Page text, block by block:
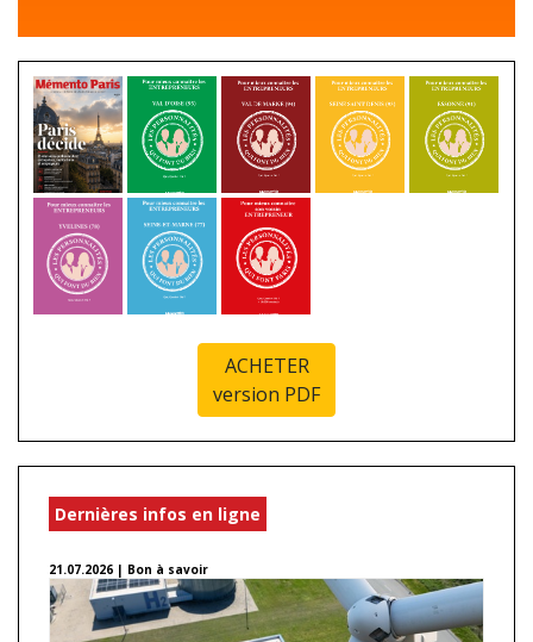
ACHETER
version PDF
Dernières infos en ligne
21.07.2026 | Bon à savoir